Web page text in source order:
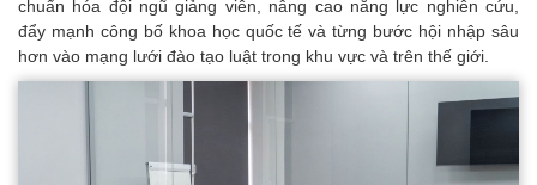
chuẩn hóa đội ngũ giảng viên, nâng cao năng lực nghiên cứu,
đẩy mạnh công bố khoa học quốc tế và từng bước hội nhập sâu
hơn vào mạng lưới đào tạo luật trong khu vực và trên thế giới.